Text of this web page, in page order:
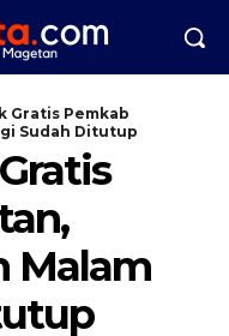
Gratis Pemkab
Sudah Ditutup
Malam